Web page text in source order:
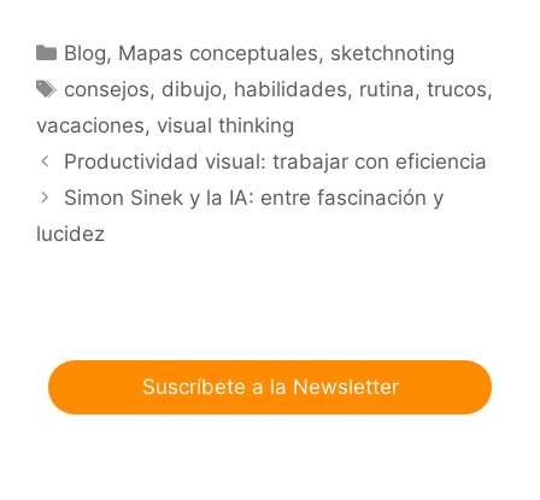
Categorías
Blog, Mapas conceptuales, sketchnoting
Etiquetas
consejos, dibujo, habilidades, rutina,trucos,
vacaciones, visual thinking
Productividad visual: trabajar con eficiencia
Simon Sinek y la IA: entre fascinación y
lucidez
Suscríbete a la Newsletter